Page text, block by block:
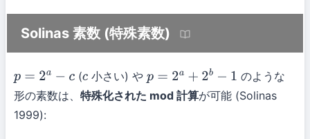
Solinas 素数 (特殊素数)
p =2 a−c (c 小さい) やp =2 a+2b−1
のような
形の素数は、 特殊化された mod 計算が可能 (Solinas
1999):